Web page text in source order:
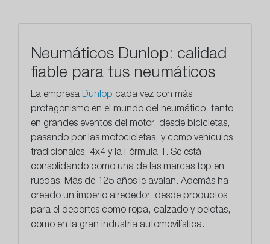
Neumáticos Dunlop: calidad
fiable para tus neumáticos
La empresa Dunlop cada vez con más
protagonismo en el mundo del neumático, tanto
en grandes eventos del motor, desde bicicletas,
pasando por las motocicletas, y como vehículos
tradicionales, 4x4 y la Fórmula 1. Se está
consolidando como una de las marcas top en
ruedas. Más de 125 años le avalan. Además ha
creado un imperio alrededor, desde productos
para el deportes como ropa, calzado y pelotas,
como en la gran industria automovilística.